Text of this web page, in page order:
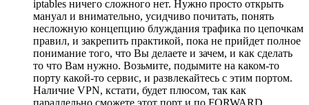
iptables ничего сложного нет. Нужно просто открыть
мануал и внимательно, усидчиво почитать, понять
несложную концепцию блуждания трафика по цепочкам
правил, и закрепить практикой, пока не прийдет полное
понимание того, что Вы делаете и зачем, и как сделать
то что Вам нужно. Возьмите, подымите на каком-то
порту какой-то сервис, и развлекайтесь с этим портом.
Наличие VPN, кстати, будет плюсом, так как